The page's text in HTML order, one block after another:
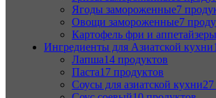
Ягоды замороженные7
Овощи замороженные7
Картофель фри и аппетайзеры
Ингредиенты для Азиатской кухни
Лапша14 продуктов
Паста17 продуктов
Соусы для азиатской кухни